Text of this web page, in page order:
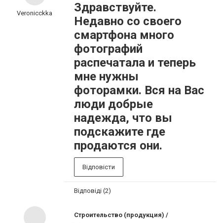
Veronicckka
Здравствуйте.
Недавно со своего
смартфона много
фотографий
распечатала и теперь
мне нужны
фоторамки. Вся на Вас
люди добрые
надежда, что вы
подскажите где
продаются они.
Відповісти
Відповіді (2)
Строительство (продукция) /